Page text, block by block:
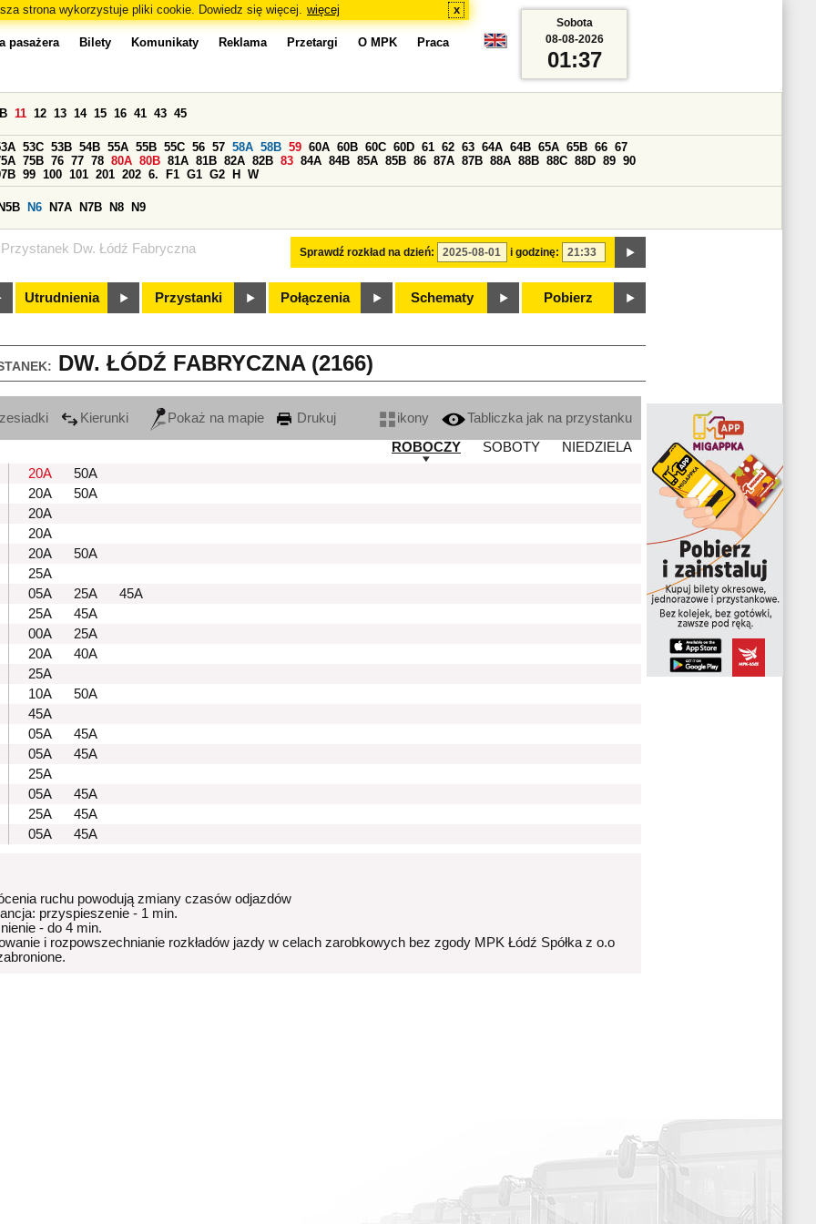
strona wykorzystuje pliki cookie. Dowiedz się więcej. więcej x
Przystanek Dw. Łódź Fabryczna
pasażera Bilety Komunikaty Reklama Przetargi O MPK Praca
Sprawdź rozkład na dzień: i godzinę:
11 12 13 14 15 16 41 43 45
53C 53B 54B 55A 55B 55C 56 57 58A 58B 59 60A 60B 60C 60D 61 62 63 64A 64B 65A 65B 66 67
75B 76 77 78 80A 80B 81A 81B 82A 82B 83 84A 84B 85A 85B 86 87A 87B 88A 88B 88C 88D 89 90
99 100 101 201 202 6. F1 G1 G2 H W
N6 N7A N7B N8 N9
Utrudnienia Przystanki Połączenia Schematy Pobierz
Sobota
08-08-2026
01:37
DW. ŁÓDŹ FABRYCZNA (2166)
Kierunki Pokaż na mapie Drukuj ikony
Tabliczka jak na przystanku
ROBOCZY
SOBOTY
NIEDZIELA
20A
50A
20A
50A
20A
20A
20A
50A
25A
05A
25A
45A
25A
45A
00A
25A
20A
40A
25A
10A
50A
45A
05A
45A
05A
45A
25A
05A
45A
25A
45A
05A
45A
ruchu powodują zmiany czasów odjazdów
przyspieszenie - 1 min.
- do 4 min.
i rozpowszechnianie rozkładów jazdy w celach zarobkowych bez zgody MPK Łódź Spółka z o.o